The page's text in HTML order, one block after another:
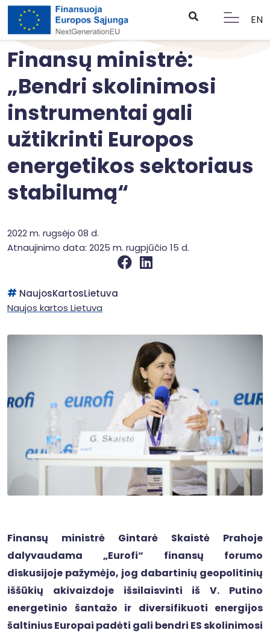
EN
Finansų ministrė:
„Bendri skolinimosi
instrumentai gali
užtikrinti Europos
energetikos sektoriaus
stabilumą“
2022 m. rugsėjo 08 d.
Atnaujinimo data: 2025 m. rugpjūčio 15 d.
NaujosKartosLietuva
Naujos kartos Lietuva
Finansų ministrė Gintarė Skaistė Prahoje
dalyvaudama „Eurofi“ finansų forumo
diskusijoje pažymėjo, jog dabartinių geopolitinių
iššūkių akivaizdoje išsilaisvinti iš V. Putino
energetinio šantažo ir diversifikuoti energijos
šaltinius Europai padėti gali bendri ES skolinimosi